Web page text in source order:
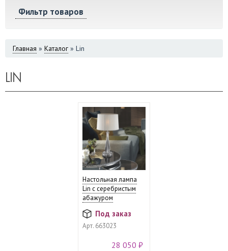
Фильтр товаров
ВЫ
Главная » Каталог » Lin
LIN
Настольная лампа
Lin с серебристым
абажуром
Под заказ
Арт. 663023
28 050 ₽